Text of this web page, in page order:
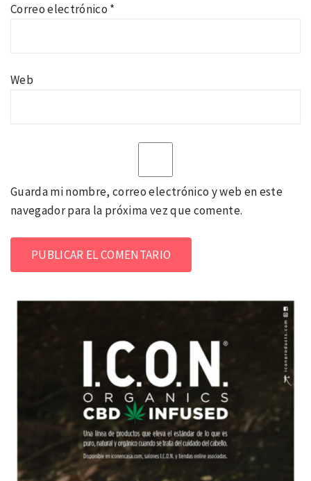
Correo electrónico *
Web
Guarda mi nombre, correo electrónico y web en este
navegador para la próxima vez que comente.